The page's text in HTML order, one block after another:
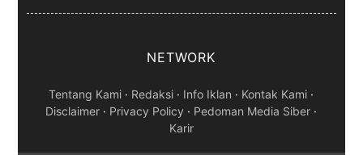
NETWORK
Tentang Kami · Redaksi · Info Iklan · Kontak Kami ·
Disclaimer · Privacy Policy · Pedoman Media Siber ·
Karir